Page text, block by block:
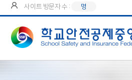
사이트 방문자 수 : 명